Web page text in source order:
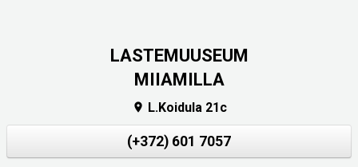
LASTEMUUSEUM
MIIAMILLA
 L.Koidula 21c
(+372) 601 7057